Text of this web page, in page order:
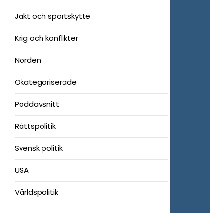
Jakt och sportskytte
Krig och konflikter
Norden
Okategoriserade
Poddavsnitt
Rättspolitik
Svensk politik
USA
Världspolitik